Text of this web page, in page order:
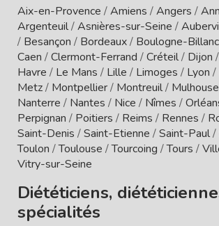
Aix-en-Provence /Amiens /Angers /
Argenteuil/Asnières-sur-Seine /
/ Besançon / Bordeaux/ Boulogne-
Caen /Clermont-Ferrand /Créteil/ Dijon /
Havre / Le Mans / Lille / Limoges / Lyon /
Metz/ Montpellier/ Montreuil/ Mulhouse
Nanterre / Nantes / Nice / Nîmes /
Perpignan / Poitiers / Reims / Rennes /
Saint-Denis /Saint-Etienne /Saint-Paul/
Toulon /Toulouse /Tourcoing /Tours /
Vitry-sur-Seine
Diététiciens,
spécialités